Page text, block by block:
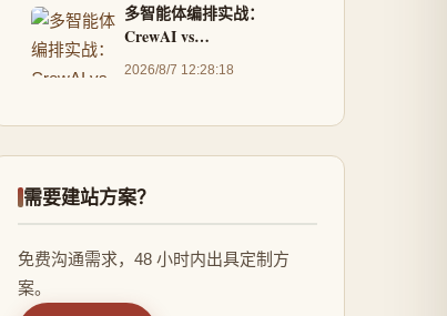
多智能体编排实战：
CrewAI vs
AutoGen（2026版）
2026/8/7 12:28:18
需要建站方案？
免费沟通需求，48 小时内出具定制方
案。